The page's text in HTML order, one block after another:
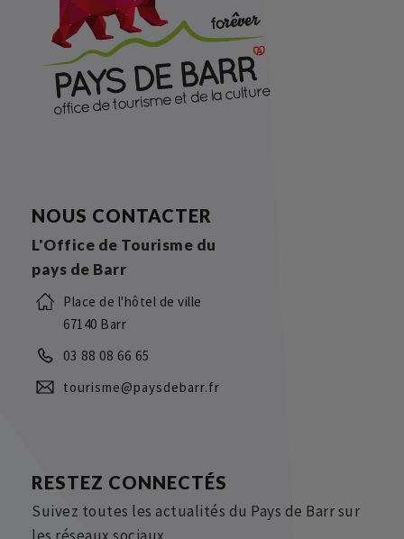
NOUS CONTACTER
L'Office de Tourisme du
pays de Barr
Place de l'hôtel de ville
67140 Barr
03 88 08 66 65
tourisme@paysdebarr.fr
RESTEZ CONNECTÉS
Suivez toutes les actualités du Pays de Barr sur